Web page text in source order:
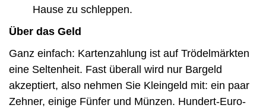
Hause zu schleppen.
Über das Geld
Ganz einfach: Kartenzahlung ist auf Trödelmärkten
eine Seltenheit. Fast überall wird nur Bargeld
akzeptiert, also nehmen Sie Kleingeld mit: ein paar
Zehner, einige Fünfer und Münzen. Hundert-Euro-